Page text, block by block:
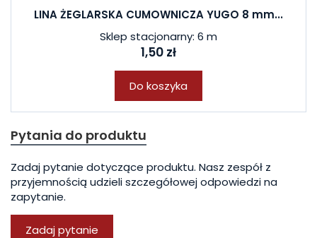
LINA ŻEGLARSKA CUMOWNICZA YUGO 8 mm...
Sklep stacjonarny: 6 m
1,50 zł
Do koszyka
Pytania do produktu
Zadaj pytanie dotyczące produktu. Nasz zespół z
przyjemnością udzieli szczegółowej odpowiedzi na
zapytanie.
Zadaj pytanie